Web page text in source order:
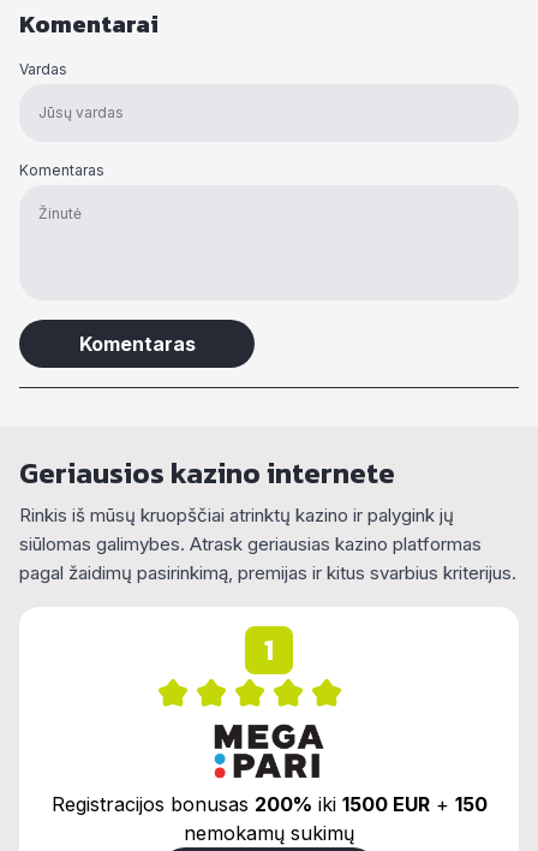
Komentarai
Vardas
Komentaras
Geriausios kazino internete
Rinkis iš mūsų kruopščiai atrinktų kazino ir palygink jų
siūlomas galimybes. Atrask geriausias kazino platformas
pagal žaidimų pasirinkimą, premijas ir kitus svarbius kriterijus.
1
Registracijos bonusas 200% iki 1500 EUR+ 150
nemokamų sukimų